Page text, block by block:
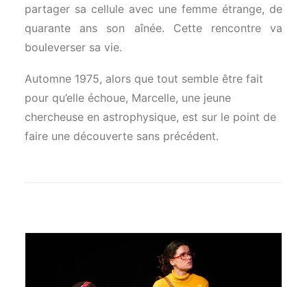
partager sa cellule avec une femme étrange, de
quarante ans son aînée. Cette rencontre va
bouleverser sa vie.
Automne 1975, alors que tout semble être fait
pour qu’elle échoue, Marcelle, une jeune
chercheuse en astrophysique, est sur le point de
faire une découverte sans précédent.